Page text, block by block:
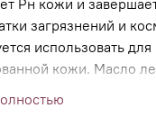
Рн кожи и
загрязнений и
использовать
кожи. Масло
регуляции